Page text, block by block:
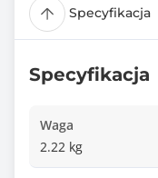
Specyfikacja
Specyfikacja
Waga
2.22 kg